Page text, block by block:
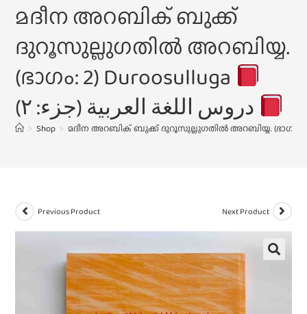
മദീന അറബിക് ബുക്ക്
ദുറൂസുല്ലുഗതിൽ അറബിയ്യ.
(ഭാഗം: 2) Duroosulluga
> Shop > മദീന അറബിക് ബുക്ക് ദുറൂസുല്ലുഗതിൽ അറബിയ്യ. (ഭാഗം: 2)
Previous Product Next Product